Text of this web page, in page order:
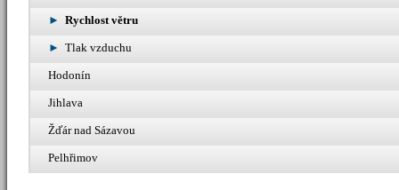
Rychlost větru
Tlak vzduchu
Hodonín
Jihlava
Žďár nad Sázavou
Pelhřimov